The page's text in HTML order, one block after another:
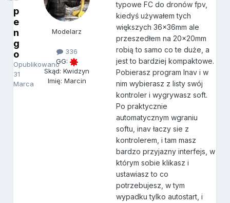
p
e
n
g
o
Opublikowano
31
Marca
Modelarz
336
GG:
Skąd: Kwidzyn
Imię: Marcin
typowe FC do dronów fpv,
kiedyś używałem tych
większych 36x36mm ale
przeszedłem na 20x20mm
robią to samo co te duże, a
jest to bardziej kompaktowe.
Pobierasz program Inav i w
nim wybierasz z listy swój
kontroler i wygrywasz soft.
Po praktycznie
automatycznym wgraniu
softu, inav łaczy sie z
kontrolerem, i tam masz
bardzo przyjazny interfejs, w
którym sobie klikasz i
ustawiasz to co
potrzebujesz, w tym
wypadku tylko autostart, i